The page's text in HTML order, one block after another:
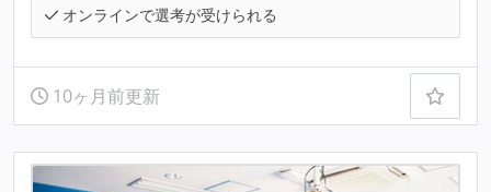
オンラインで選考が受けられる
10ヶ月前更新